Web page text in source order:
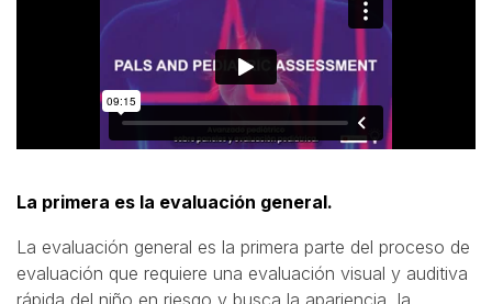
La primera es la evaluación general.
La evaluación general es la primera parte del proceso de
evaluación que requiere una evaluación visual y auditiva